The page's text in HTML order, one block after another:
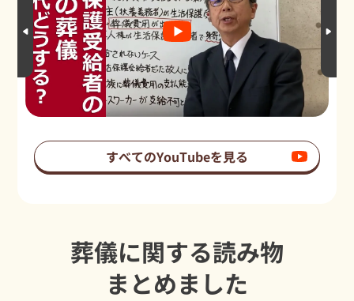
すべてのYouTubeを見る
葬儀に関する読み物
まとめました